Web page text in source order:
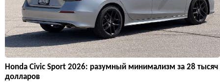
Honda Civic Sport 2026: разумный минимализм за 28 тысяч
долларов